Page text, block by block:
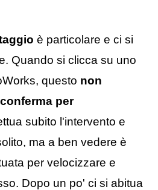
è particolare e ci si
Quando si clicca su uno
questo non
per
subito l'intervento e
ma a ben vedere è
per velocizzare e
Dopo un po' ci si abitua